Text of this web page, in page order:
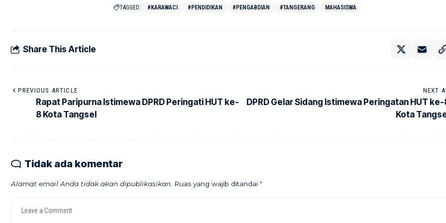
TAGGED: #KARAWACI #PENDIDIKAN #PENGABDIAN #TANGERANG MAHASISWA
Share This Article
PREVIOUS ARTICLE
Rapat Paripurna Istimewa DPRD Peringati HUT ke-
8 Kota Tangsel
NEXT
DPRD Gelar Sidang Istimewa Peringatan HUT
Kota
Tidak ada komentar
Alamat email Anda tidak akan dipublikasikan. Ruas yang wajib ditandai *